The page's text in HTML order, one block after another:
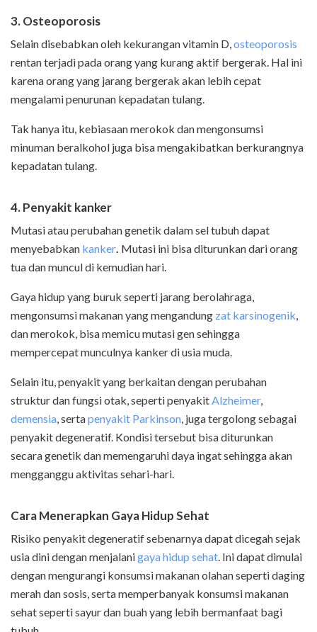
3. Osteoporosis
Selain disebabkan oleh kekurangan vitamin D, osteoporosis
rentan terjadi pada orang yang kurang aktif bergerak. Hal ini
karena orang yang jarang bergerak akan lebih cepat
mengalami penurunan kepadatan tulang.
Tak hanya itu, kebiasaan merokok dan mengonsumsi
minuman beralkohol juga bisa mengakibatkan berkurangnya
kepadatan tulang.
4. Penyakit kanker
Mutasi atau perubahan genetik dalam sel tubuh dapat
menyebabkan kanker Mutasi ini bisa diturunkan dari orang
tua dan muncul di kemudian hari.
Gaya hidup yang buruk seperti jarang berolahraga,
mengonsumsi makanan yang mengandung zat karsinogenik
dan merokok, bisa memicu mutasi gen sehingga
mempercepat munculnya kanker di usia muda.
Selain itu, penyakit yang berkaitan dengan perubahan
struktur dan fungsi otak, seperti penyakit Alzheimer,
demensia , sertapenyakit Parkinson , juga tergolong sebagai
penyakit degeneratif. Kondisi tersebut bisa diturunkan
secara genetik dan memengaruhi daya ingat sehingga akan
mengganggu aktivitas sehari-hari.
Cara Menerapkan Gaya Hidup Sehat
Risiko penyakit degeneratif sebenarnya dapat dicegah sejak
usia dini dengan menjalanigaya hidup sehat . Ini dapat dimulai
dengan mengurangi konsumsi makanan olahan seperti daging
merah dan sosis, serta memperbanyak konsumsi makanan
sehat seperti sayur dan buah yang lebih bermanfaat bagi